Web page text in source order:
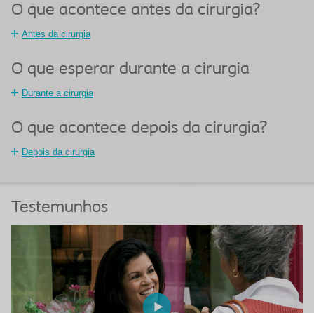
O que acontece antes da cirurgia?
Antes da cirurgia
O que esperar durante a cirurgia
Durante a cirurgia
O que acontece depois da cirurgia?
Depois da cirurgia
Testemunhos